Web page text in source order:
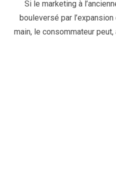
Si le marketing à
bouleversé par
main, le consommateur